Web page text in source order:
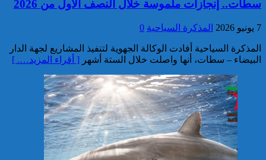
إجهاض عملية للتهريب الدولي
لثلاثة أطنان و960 كيلوغراما من
مخدر الشيرا
سطات.. إنجازات ملموسة خلال النصف الأول من 2026
7 يونيو 2026 المذكرة السياحية 0
المذكرة السياحية أفادت الوكالة الجهوية لتنفيذ المشاريع لجهة الدار
البيضاء – سطات، أنها واصلت خلال الستة أشهر [ أقراء المزيد…. ]